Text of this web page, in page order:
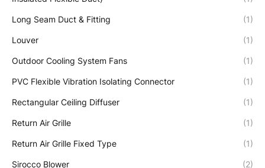
Long Seam Duct & Fitting (1)
Louver (1)
Outdoor Cooling System Fans (1)
PVC Flexible Vibration Isolating Connector (1)
Rectangular Ceiling Diffuser (1)
Return Air Grille (1)
Return Air Grille Fixed Type (1)
Sirocco Blower (2)